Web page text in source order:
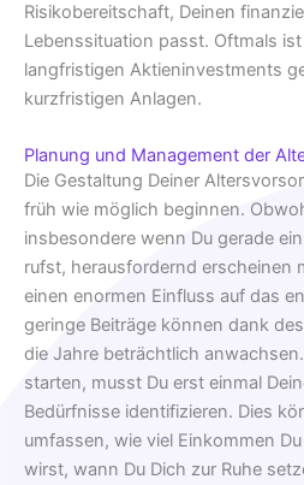
Risikobereitschaft, Deinen
Lebenssituation passt. Oftmals
langfristigen Aktieninvestments
kurzfristigen Anlagen.
Planung und Management der
Die Gestaltung Deiner
früh wie möglich beginnen.
insbesondere wenn Du gerade
rufst, herausfordernd erscheinen
einen enormen Einfluss auf das
geringe Beiträge können dank
die Jahre beträchtlich
starten, musst Du erst einmal
Bedürfnisse identifizieren. Dies
umfassen, wie viel Einkommen
wirst, wann Du Dich zur Ruhe